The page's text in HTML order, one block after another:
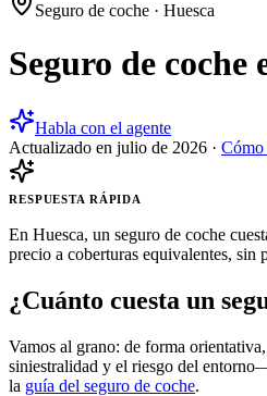
Seguro de coche · Huesca
Seguro de
Habla con el agente
Actualizado en julio de 2026 · Cómo
RESPUESTA RÁPIDA
En Huesca, un seguro de coche
precio a coberturas equivalentes,
¿Cuánto cuesta un
Vamos al grano: de forma
siniestralidad y el riesgo del
la guía del seguro de coche.